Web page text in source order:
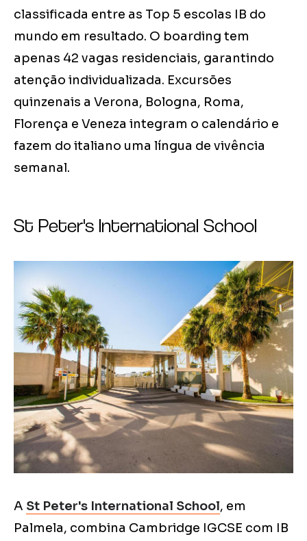
classificada entre as Top 5 escolas IB do
mundo em resultado. O boarding tem
apenas 42 vagas residenciais, garantindo
atenção individualizada. Excursões
quinzenais a Verona, Bologna, Roma,
Florença e Veneza integram o calendário e
fazem do italiano uma língua de vivência
semanal.
St Peter's International School
A St Peter's International School, em
Palmela, combina Cambridge IGCSE com IB